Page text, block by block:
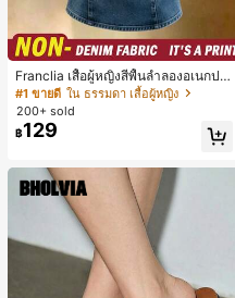
Franclia เสื้อผู้หญิงสีพื้นลำลองอเนกปร
ะสงค์สำหรับใส่ประจำวัน
#1 ขายดี ใน ธรรมดา เสื้อผู้หญิง
200+ sold
฿129